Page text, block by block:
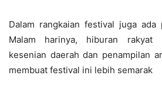
Dalam rangkaian festival juga ada
Malam harinya, hiburan rakyat
kesenian daerah dan penampilan
membuat festival ini lebih semarak